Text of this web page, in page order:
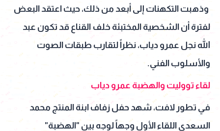
وذهبت التكهنات إلى أبعد من ذلك، حيث اعتقد البعض
لفترة أن الشخصية المختبئة خلف القناع قد تكون عبد
الله نجل عمرو دياب، نظراً لتقارب طبقات الصوت
والأسلوب الفني.
لقاء تووليت والهضبة عمرو دياب
في تطور لافت، شهد حفل زفاف ابنة المنتج محمد
السعدي اللقاء الأول وجهاً لوجه بين "الهضبة"